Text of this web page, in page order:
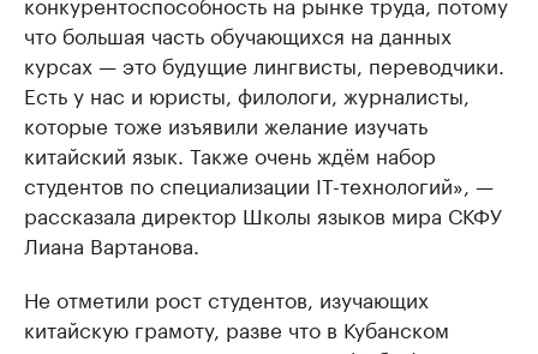
что большая часть обучающихся на данных
курсах — это будущие лингвисты, переводчики.
Есть у нас и юристы, филологи, журналисты,
которые тоже изъявили желание изучать
китайский язык. Также очень ждём набор
студентов по специализации IT-технологий», —
рассказала директор Школы языков мира СКФУ
Лиана Вартанова.
Не отметили рост студентов, изучающих
китайскую грамоту, разве что в Кубанском